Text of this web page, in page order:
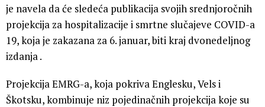
je navela da će sledeća publikacija svojih srednjoročnih
projekcija za hospitalizacije i smrtne slučajeve COVID-a
19, koja je zakazana za 6. januar, biti kraj dvonedeljnog
izdanja .
Projekcija EMRG-a, koja pokriva Englesku, Vels i
Škotsku, kombinuje niz pojedinačnih projekcija koje su